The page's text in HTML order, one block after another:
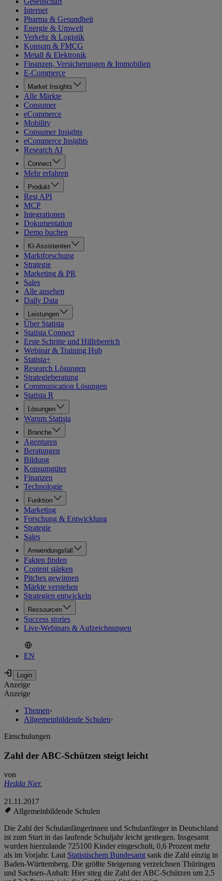
Internet
Pharma & Gesundheit
Energie & Umwelt
Verkehr & Logistik
Konsum & FMCG
Metall & Elektronik
Finanzen, Versicherungen & Immobilien
E-Commerce
Market Insights
Alle Märkte
Consumer
eCommerce
Mobility
Consumer Insights
eCommerce Insights
Research AI
Connect
Mehr erfahren
Produkt
Rest API
MCP
Integrationen
Dokumentation
Demo buchen
KI-Assistenten
Marktforschung
Strategie
Marketing & PR
Sales
Alle ansehen
Daily Data
Leistungen
Über Statista
Statista Connect
Erste Schritte und Hilfebereich
Webinar & Training Hub
Statista+
Research Lösungen
Strategieberatung
Communication Lösungen
Statista R
Lösungen
Warum Statista
Branche
Agenturen
Beratungen
Bildung
Konsumgüter
Finanzen
Technologie
Funktion
Marketing
Forschung & Entwicklung
Strategie
Sales
Anwendungsfall
Fakten finden
Content stärken
Pitches gewinnen
Märkte verstehen
Strategien entwickeln
Ressourcen
Success stories
Live-Webinars & Aufzeichnungen
EN
Anzeige
Anzeige
Themen›
Allgemeinbildende Schulen›
Einschulungen
Zahl der ABC-Schützen steigt leicht
von
Hedda Nier,
21.11.2017
Allgemeinbildende Schulen
Die Zahl der Schulanfängerinnen und Schulanfänger in Deutschland
ist zum Start in das laufende Schuljahr leicht gestiegen. Insgesamt
wurden hierzulande 725100 Kinder eingeschult, 0,6 Prozent mehr
als im Vorjahr. Laut Statistischem Bundesamtsank die Zahl einzig in
Baden-Württemberg. Die größte Steigerung verzeichnen Thüringen
und Sachsen-Anhalt: Hier stieg die Zahl der ABC-Schützen um 2,5